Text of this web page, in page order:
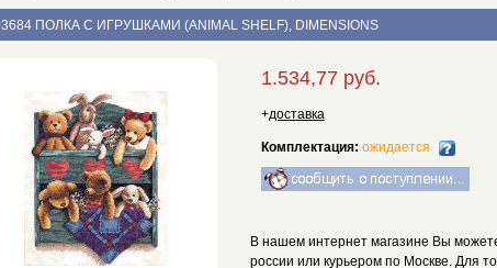
ПОЛКА С ИГРУШКАМИ (ANIMAL SHELF), DIMENSIONS
1.534,77 руб.
+доставка
Комплектация: ожидается
В нашем интернет магазине Вы
россии или курьером по Москве. Для